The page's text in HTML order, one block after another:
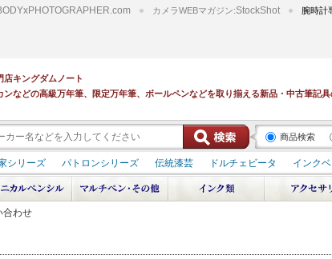
カメラWEBマガジン:StockShot 腕時計
店キングダムノート
ンなどの高級万年筆、限定万年筆、ボールペンなどを取り揃える新品・中古筆記
商品検索
シリーズ パトロンシリーズ 伝統漆芸 ドルチェビータ インク
ダイアミン ボトルインク デュポン スペース オデッセイ 輪島屋善仁
アルマンドシモーニクラブ ペリカン オーシャンスワール 源氏物
合わせ